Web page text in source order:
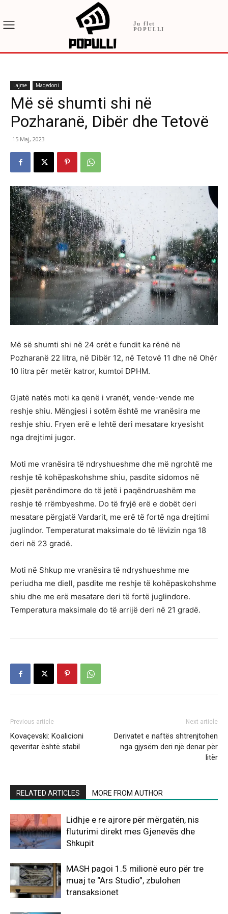
Ju flet
POPULLI
Lajme Maqedoni
Më së shumti shi në
Pozharanë, Dibër dhe Tetovë
15 Maj, 2023
Më së shumti shi në 24 orët e fundit ka rënë në
Pozharanë 22 litra, në Dibër 12, në Tetovë 11 dhe në Ohër
10 litra për metër katror, ​​kumtoi DPHM.
Gjatë natës moti ka qenë i vranët, vende-vende me
reshje shiu. Mëngjesi i sotëm është me vranësira me
reshje shiu. Fryen erë e lehtë deri mesatare kryesisht
nga drejtimi jugor.
Moti me vranësira të ndryshueshme dhe më ngrohtë me
reshje të kohëpaskohshme shiu, pasdite sidomos në
pjesët perëndimore do të jetë i paqëndrueshëm me
reshje të rrëmbyeshme. Do të fryjë erë e dobët deri
mesatare përgjatë Vardarit, me erë të fortë nga drejtimi
juglindor. Temperaturat maksimale do të lëvizin nga 18
deri në 23 gradë.
Moti në Shkup me vranësira të ndryshueshme me
periudha me diell, pasdite me reshje të kohëpaskohshme
shiu dhe me erë mesatare deri të fortë juglindore.
Temperatura maksimale do të arrijë deri në 21 gradë.
Previous article
Kovaçevski: Koalicioni
qeveritar është stabil
Next article
Derivatet e naftës shtrenjtohen
nga gjysëm deri një denar për
litër
RELATED ARTICLES MORE FROM AUTHOR
Lidhje e re ajrore për mërgatën, nis
fluturimi direkt mes Gjenevës dhe
Shkupit
MASH pagoi 1.5 milionë euro për tre
muaj te “Ars Studio”, zbulohen
transaksionet